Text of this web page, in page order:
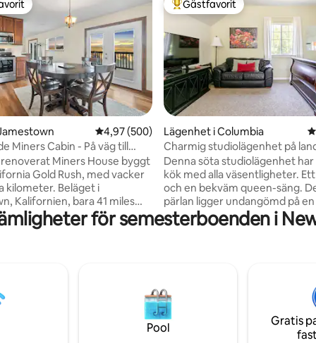
betyg, 327 omdömen4,97 av 5 i genomsnittligt betyg, 500
4,97 (500)
Miners Cabin - På väg till
Miners House byggt
Gold Rush, med vacker
kilometer. Beläget i
Kalifornien, bara 41 miles
National Park Entrance vid
Ett av två boenden ligger på
för stjärnskådare. Inga
Beläget 3,3 miles från
och 6 miles från
Populär gästfavorit
Gästfavorit
Lägenhet i Columbia
Charmig studiolägenhet på
Yosemite Gateway
Denna söta studiolägenhet
kök med alla väsentligheter.
och en bekväm queen-säng.
pärlan ligger undangömd på
hektar stor tomt, i en lugn
landsbygdsmiljö, inbäddad på
Columbia Historic State Park,
Downtown Sonora, Ironstone
New Melones Lake, Pinecrest
Moaning Cavern, Natural
andra populära Gold Country
för semesterboenden i
Pool
Gratis